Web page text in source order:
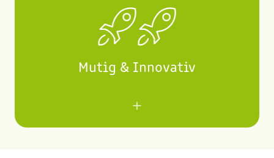
Mutig & Innovativ
Wir wollen Fortschritt vorantreiben und